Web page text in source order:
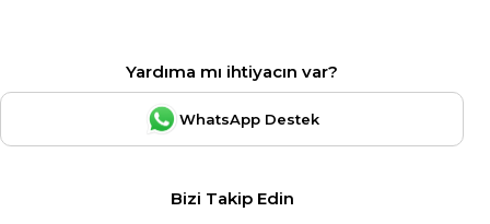
Yardıma mı ihtiyacın var?
WhatsApp Destek
Bizi Takip Edin